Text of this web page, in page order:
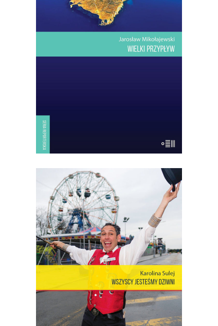
stąd do Afryki niż do Włoch.
Dwadzieścia kilometrów kwadratowych
lądu na Morzu Śródziemnym.
Najwyższe wzniesienie: sto trzydzieści
trzy metry. Drzew prawie nie ma. Ptaki
[EBOOK] Karolina Sulej –
WSZYSCY JESTEŚMY DZIWNI.
OPOWIEŚCI Z CONEY ISLAND
Coney Island – dzielnica Nowego Jorku,
gdzie miasto łączy się z oceanem,
niegdyś stolica światowej rozrywki,
cyrków, wesołych miasteczek – to wciąż
rezerwuar estetyki, idei, marzeń i lęków,
z których jest zbudowana popkultura i
nasze człowieczeństwo. Opowieść o
Coney – […]